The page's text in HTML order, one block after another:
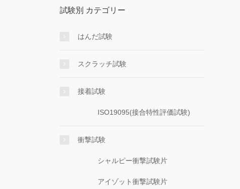
試験別 カテゴリー
はんだ試験
スクラッチ試験
接着試験
ISO19095(接合特性評価試験)
衝撃試験
シャルピー衝撃試験片
アイゾット衝撃試験片